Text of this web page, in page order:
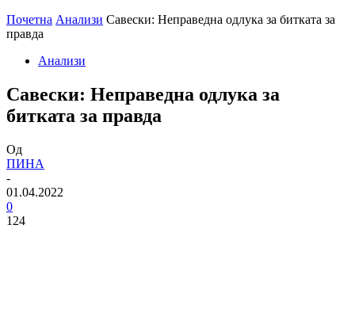
Почетна Анализи Савески: Неправедна одлука за битката за
правда
Анализи
Савески: Неправедна одлука за
битката за правда
Од
ПИНА
-
01.04.2022
0
124